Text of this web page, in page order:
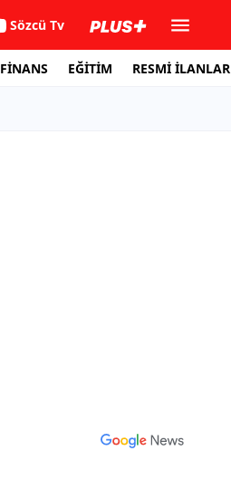
Sözcü Tv
FİNANS EĞİTİM RESMİ İLANLAR